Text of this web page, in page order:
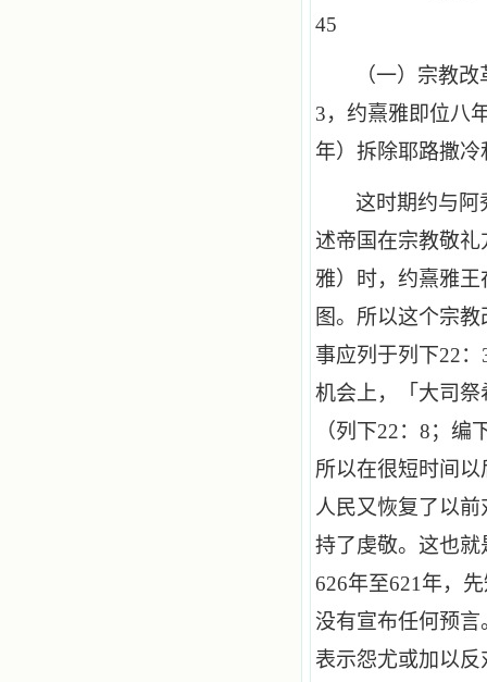
45
（一）宗教
3，约熹雅即位八
年）拆除耶路撒
这时期约与阿
述帝国在宗教敬
雅）时，约熹雅
图。所以这个宗
事应列于列下22：
机会上，「大司
（列下22： 8；编
所以在很短时间
人民又恢复了以
持了虔敬。这也
626年至621 年，
没有宣布任何预
表示怨尤或加以